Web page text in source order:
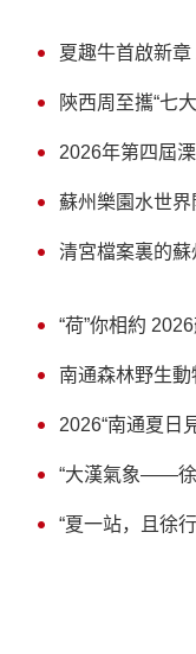
夏趣牛首啟新
陝西周至攜“七
2026年第四屆
蘇州樂園水世
清宮檔案裏的
“荷”你相約
南通森林野生
2026“南通夏日
“大漢氣象——徐
“夏一站，且徐